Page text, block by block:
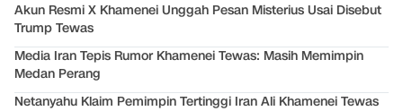
Akun Resmi X Khamenei Unggah Pesan Misterius Usai Disebut
Trump Tewas
Media Iran Tepis Rumor Khamenei Tewas: Masih Memimpin
Medan Perang
Netanyahu Klaim Pemimpin Tertinggi Iran Ali Khamenei Tewas